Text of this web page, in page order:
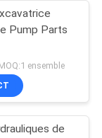
Pump Parts
ensemble
de